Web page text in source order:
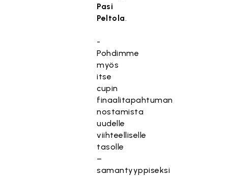
Pasi
Peltola.
-
Pohdimme
myös
itse
cupin
finaalitapahtuman
nostamista
uudelle
viihteelliselle
tasolle
–
samantyyppiseksi